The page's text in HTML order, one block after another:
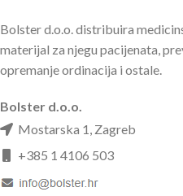
Registriranim medicinskim
korisnicima je prikazana cijena
dobivate odabirom tražene
veličine.
https://www.youtube.com/watch?
v=PnEPXnj8L34
Bolster d.o.o. distribuira
materijal za njegu pacijenata,
opremanje ordinacija i ostale.
Bolster d.o.o.
Mostarska 1, Zagreb
+385 1 4106 503